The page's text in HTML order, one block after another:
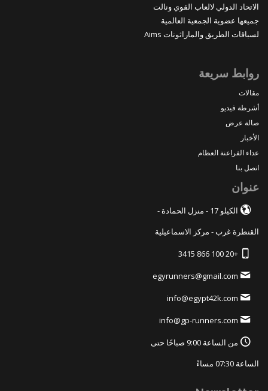
الاتحاد الدولي لالعاب القوي ونالت
جميعها عضوية الجمعية العالمية
لسباقات الطريق والماراثونات Aims
روابط سريعة
مقالات
أشرطة فيديو
صالة عرض
الأخبار
عداء الفراعنة العظام
اتصل بنا
عنوان
الكيلو 17 - منزل الحمادة -
القنطرة غرب - مركز الاسماعيلية
+20 100 866 3415
egyrunners@gmail.com
info@egypt42k.com
info@gp-runners.com
من الساعة 9:00 صباحًا حتى
الساعة 07:30 مساءً